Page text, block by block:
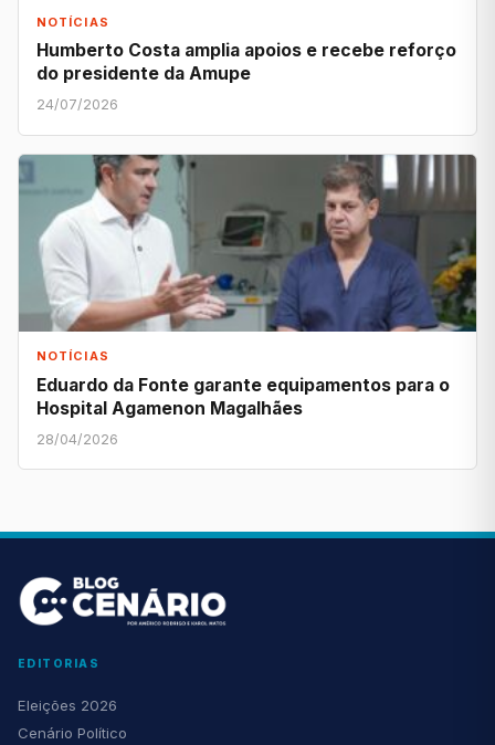
NOTÍCIAS
Humberto Costa amplia apoios e recebe reforço
do presidente da Amupe
24/07/2026
NOTÍCIAS
Eduardo da Fonte garante equipamentos para o
Hospital Agamenon Magalhães
28/04/2026
EDITORIAS
Eleições 2026
Cenário Político